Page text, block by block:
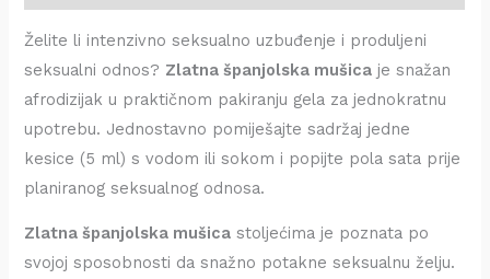
Želite li intenzivno seksualno uzbuđenje i produljeni
seksualni odnos? Zlatna španjolska mušica je snažan
afrodizijak u praktičnom pakiranju gela za jednokratnu
upotrebu. Jednostavno pomiješajte sadržaj jedne
kesice (5 ml) s vodom ili sokom i popijte pola sata prije
planiranog seksualnog odnosa.
Zlatna španjolska mušica stoljećima je poznata po
svojoj sposobnosti da snažno potakne seksualnu želju.